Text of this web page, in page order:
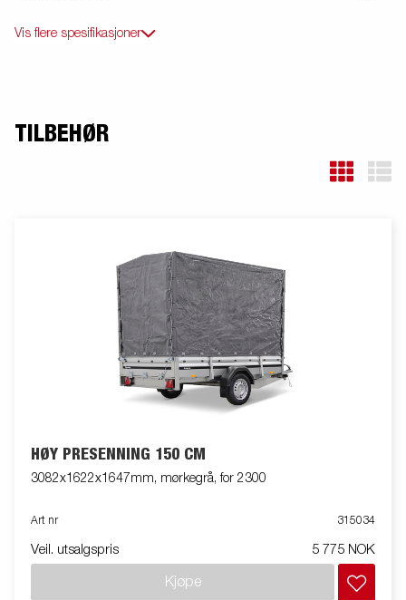
Vis flere spesifikasjoner
TILBEHØR
HØY PRESENNING 150 CM
3082x1622x1647mm, mørkegrå, for 2300
Art nr 315034
Veil. utsalgspris 5 775 NOK
Kjøpe